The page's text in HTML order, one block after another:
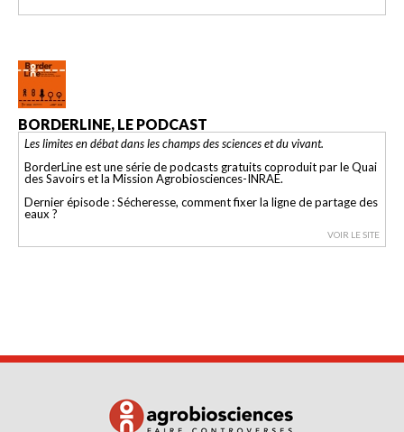
BORDERLINE, LE PODCAST
Les limites en débat dans les champs des sciences et du vivant.
BorderLine est une série de podcasts gratuits coproduit par le Quai
des Savoirs et la Mission Agrobiosciences-INRAE.
Dernier épisode : Sécheresse, comment fixer la ligne de partage des
eaux ?
VOIR LE SITE